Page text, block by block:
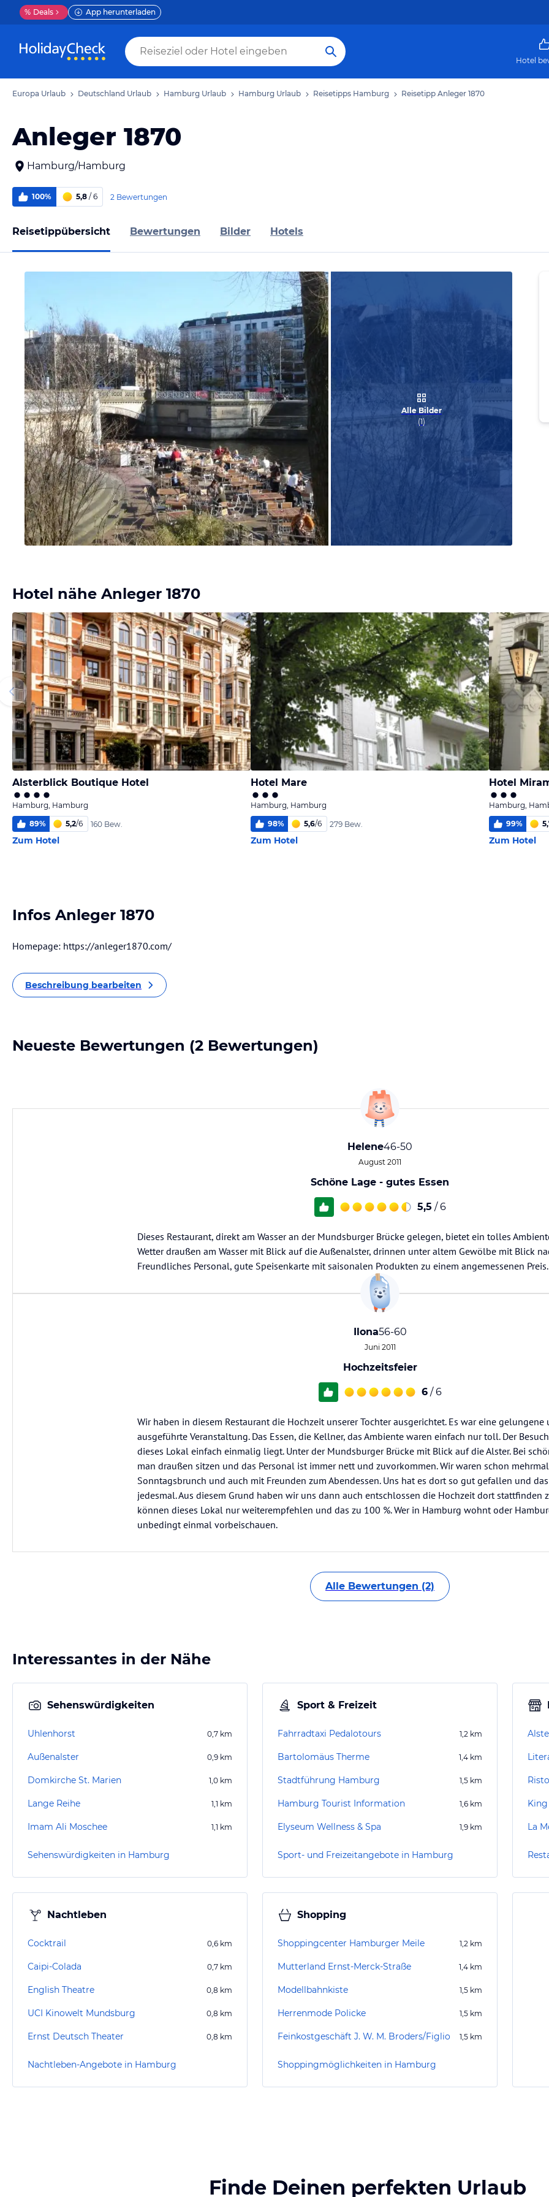
% Deals App herunterladen
Hotel
Europa Urlaub Deutschland Urlaub Hamburg Urlaub Hamburg Urlaub Reisetipps Hamburg Reisetipp Anleger 1870
Anleger 1870
Hamburg/Hamburg
100% 5,8 / 6 2 Bewertungen
Reisetippübersicht Bewertungen Bilder Hotels
Alle Bilder
(1)
Hotel nähe Anleger 1870
Alsterblick Boutique Hotel
Hamburg, Hamburg
89% 5,2/6 160 Bew.
Zum Hotel
Hotel Mare
Hamburg, Hamburg
98% 5,6/6 279 Bew.
Zum Hotel
Hotel
Hamburg,
99%
Zum Hotel
Infos Anleger 1870
Homepage: https://anleger1870.com/
Beschreibung bearbeiten
Neueste Bewertungen (2 Bewertungen)
Helene46-50
August 2011
Schöne Lage - gutes Essen
5,5 / 6
Dieses Restaurant, direkt am Wasser an der Mundsburger Brücke gelegen, bietet ein tolles
Wetter draußen am Wasser mit Blick auf die Außenalster, drinnen unter altem Gewölbe mit Blick
Freundliches Personal, gute Speisenkarte mit saisonalen Produkten zu einem angemessenen Preis.
Ilona56-60
Juni 2011
Hochzeitsfeier
6 / 6
Wir haben in diesem Restaurant die Hochzeit unserer Tochter ausgerichtet. Es war eine
ausgeführte Veranstaltung. Das Essen, die Kellner, das Ambiente waren einfach nur toll. Der
dieses Lokal einfach einmalig liegt. Unter der Mundsburger Brücke mit Blick auf die Alster. Bei
man draußen sitzen und das Personal ist immer nett und zuvorkommen. Wir waren schon
Sonntagsbrunch und auch mit Freunden zum Abendessen. Uns hat es dort so gut gefallen und
jedesmal. Aus diesem Grund haben wir uns dann auch entschlossen die Hochzeit dort stattfinden
können dieses Lokal nur weiterempfehlen und das zu 100 %. Wer in Hamburg wohnt oder
unbedingt einmal vorbeischauen.
Alle Bewertungen (2)
Interessantes in der Nähe
Sehenswürdigkeiten
Uhlenhorst 0,7 km
Außenalster 0,9 km
Domkirche St. Marien 1,0 km
Lange Reihe 1,1 km
Imam Ali Moschee 1,1 km
Sehenswürdigkeiten in Hamburg
Sport & Freizeit
Fahrradtaxi Pedalotours 1,2 km
Bartolomäus Therme 1,4 km
Stadtführung Hamburg 1,5 km
Hamburg Tourist Information 1,6 km
Elyseum Wellness & Spa 1,9 km
Sport- und Freizeitangebote in Hamburg
La
Nachtleben
Cocktrail 0,6 km
Caipi-Colada 0,7 km
English Theatre 0,8 km
UCI Kinowelt Mundsburg 0,8 km
Ernst Deutsch Theater 0,8 km
Nachtleben-Angebote in Hamburg
Shopping
Shoppingcenter Hamburger Meile 1,2 km
Mutterland Ernst-Merck-Straße 1,4 km
Modellbahnkiste 1,5 km
Herrenmode Policke 1,5 km
Feinkostgeschäft J. W. M. Broders/Figlio 1,5 km
Shoppingmöglichkeiten in Hamburg
Finde Deinen perfekten Urlaub